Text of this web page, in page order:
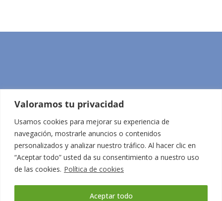
Valoramos tu privacidad
Usamos cookies para mejorar su experiencia de
navegación, mostrarle anuncios o contenidos
personalizados y analizar nuestro tráfico. Al hacer clic en
“Aceptar todo” usted da su consentimiento a nuestro uso
de las cookies. Política de cookies
Aceptar todo